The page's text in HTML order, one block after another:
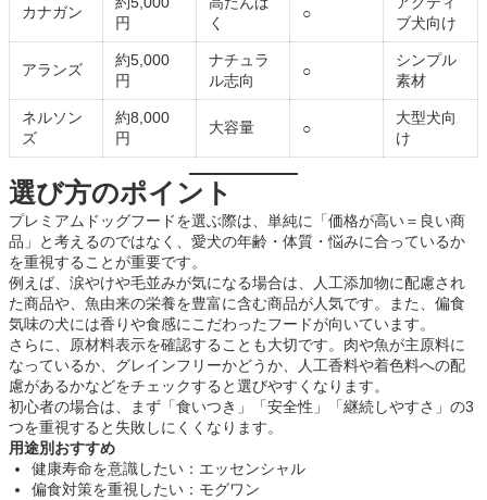
カナガン
円
く
○
ブ犬向け
アランズ
約5,000
円
ナチュラ
ル志向
○
シンプル
素材
ネルソン
ズ
約8,000
円
大容量 ○
大型犬向
け
選び方のポイント
プレミアムドッグフードを選ぶ際は、単純に「価格が高い＝良い商
品」と考えるのではなく、愛犬の年齢・体質・悩みに合っているか
を重視することが重要です。
例えば、涙やけや毛並みが気になる場合は、人工添加物に配慮され
た商品や、魚由来の栄養を豊富に含む商品が人気です。また、偏食
気味の犬には香りや食感にこだわったフードが向いています。
さらに、原材料表示を確認することも大切です。肉や魚が主原料に
なっているか、グレインフリーかどうか、人工香料や着色料への配
慮があるかなどをチェックすると選びやすくなります。
初心者の場合は、まず「食いつき」「安全性」「継続しやすさ」の3
つを重視すると失敗しにくくなります。
用途別おすすめ
健康寿命を意識したい：エッセンシャル
偏食対策を重視したい：モグワン